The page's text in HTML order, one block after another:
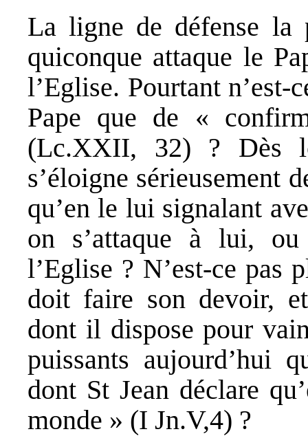
La ligne de défense la
quiconque attaque le
l’Eglise. Pourtant
Pape que de «
(Lc.XXII, 32) ? Dès
s’éloigne sérieusement
qu’en le lui signalant
on s’attaque à lui,
l’Eglise ? N’est-ce pas
doit faire son devoir,
dont il dispose pour
puissants aujourd’hui
dont St Jean déclare
monde » (I Jn.V,4) ?